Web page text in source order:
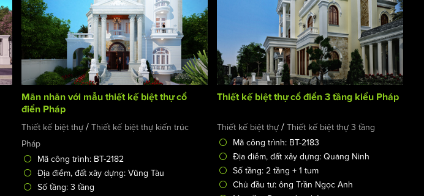
Mãn nhãn với mẫu thiết kế biệt thự cổ
điển Pháp
Thiết kế biệt thự/ Thiết kế biệt thự kiến trúc
Pháp
Mã công trình: BT-2182
Địa điểm, đất xây dựng: Vũng Tàu
Số tầng: 3 tầng
Thiết kế biệt thự cổ điển 3 tầng kiểu Pháp
Thiết kế biệt thự /Thiết kế biệt thự 3 tầng
Mã công trình: BT-2183
Địa điểm, đất xây dựng: Quảng Ninh
Số tầng: 2 tầng + 1 tum
Chủ đầu tư: ông Trần Ngọc Anh